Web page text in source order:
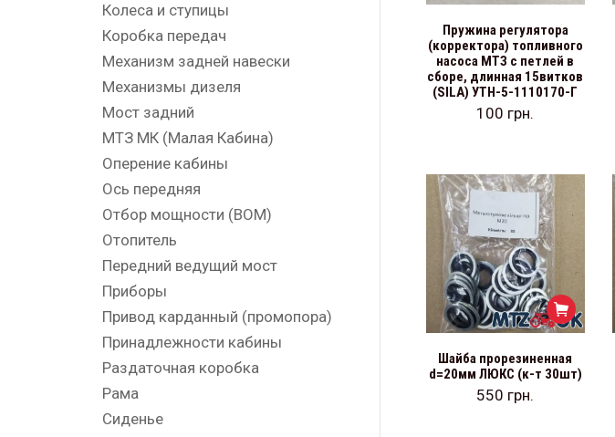
Пружина регулятора
(корректора) топливного
насоса МТЗ с петлей в
сборе, длинная 15витков
(SILA) УТН-5-1110170-Г
100 грн.
Шайба прорезиненная
d=20мм ЛЮКС (к-т 30шт)
550 грн.
Колеса и ступицы
Коробка передач
Механизм задней навески
Механизмы дизеля
Мост задний
МТЗ МК (Малая Кабина)
Оперение кабины
Ось передняя
Отбор мощности (ВОМ)
Отопитель
Передний ведущий мост
Приборы
Привод карданный (промопора)
Принадлежности кабины
Раздаточная коробка
Рама
Сиденье